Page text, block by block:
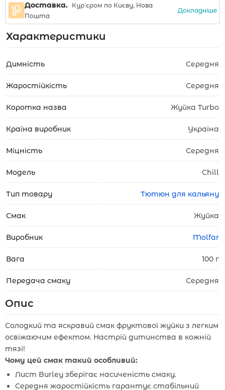
Доставка. Кур'єром по Києву, Нова
Пошта
Докладніше
Характеристики
Димність Середня
Жаростійкість Середня
Коротка назва Жуйка Turbo
Країна виробник Україна
Міцність Середня
Модель Chill
Тип товару Тютюн для кальяну
Смак Жуйка
Виробник Molfar
Вага 100 г
Передача смаку Середня
Опис
Солодкий та яскравий смак фруктової жуйки з легким
освіжаючим ефектом. Настрій дитинства в кожній
тязі!
Чому цей смак такий особливий:
Лист Burley зберігає насиченість смаку.
Середня жаростійкість гарантує стабільний